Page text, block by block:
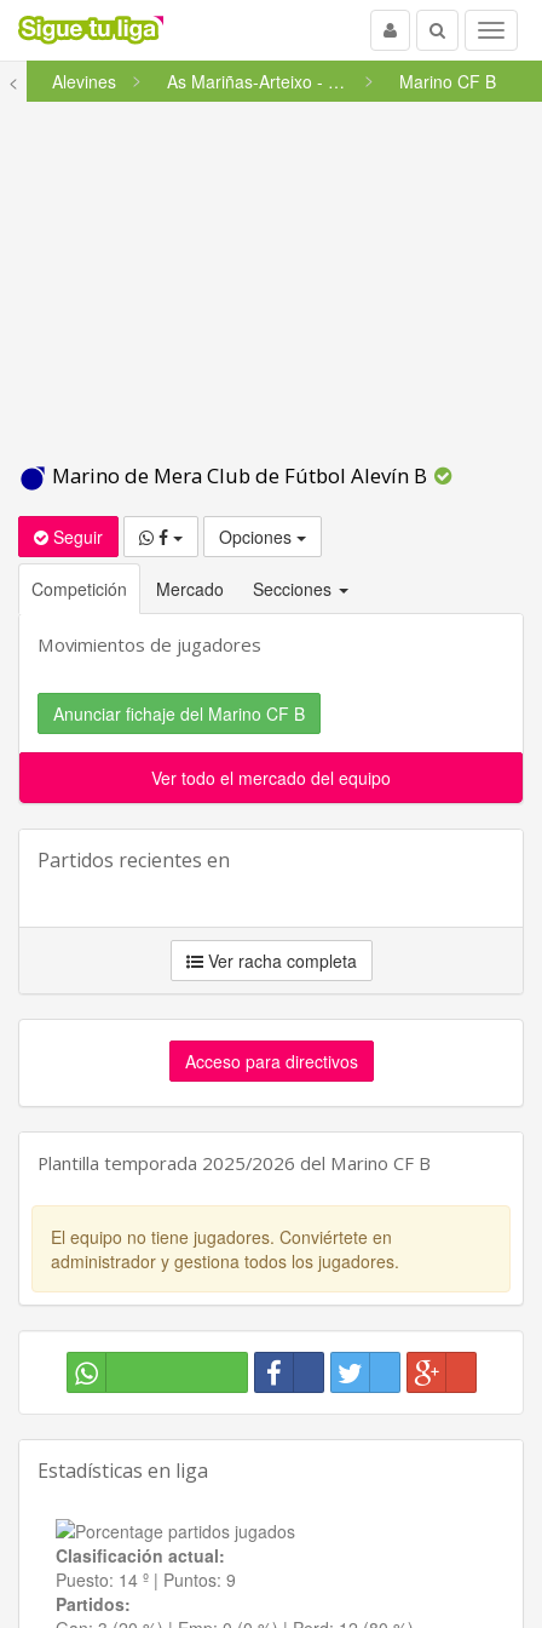
Menu
Buscar
Usuario
<
Alevines As Mariñas-Arteixo - Segunda ... Marino CF B
Marino de Mera Club de Fútbol Alevín B
Seguir Opciones
Competición Mercado Secciones
Movimientos de jugadores
Anunciar fichaje del Marino CF B
Ver todo el mercado del equipo
Partidos recientes en
Ver racha completa
Acceso para directivos
Plantilla temporada 2025/2026 del Marino CF B
El equipo no tiene jugadores. Conviértete en
administrador y gestiona todos los jugadores.
Estadísticas en liga
Clasificación actual:
Puesto: 14 º | Puntos: 9
Partidos: